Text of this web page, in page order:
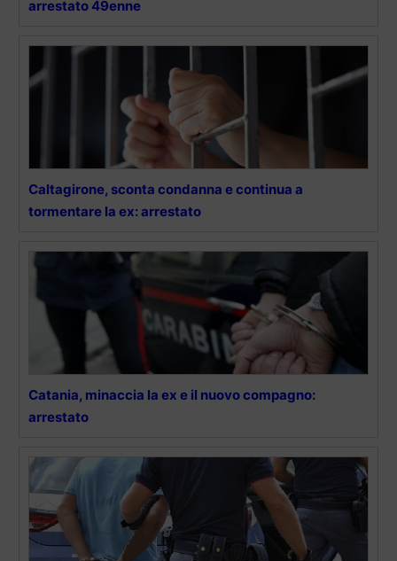
arrestato 49enne
Caltagirone, sconta condanna e continua a
tormentare la ex: arrestato
Catania, minaccia la ex e il nuovo compagno:
arrestato